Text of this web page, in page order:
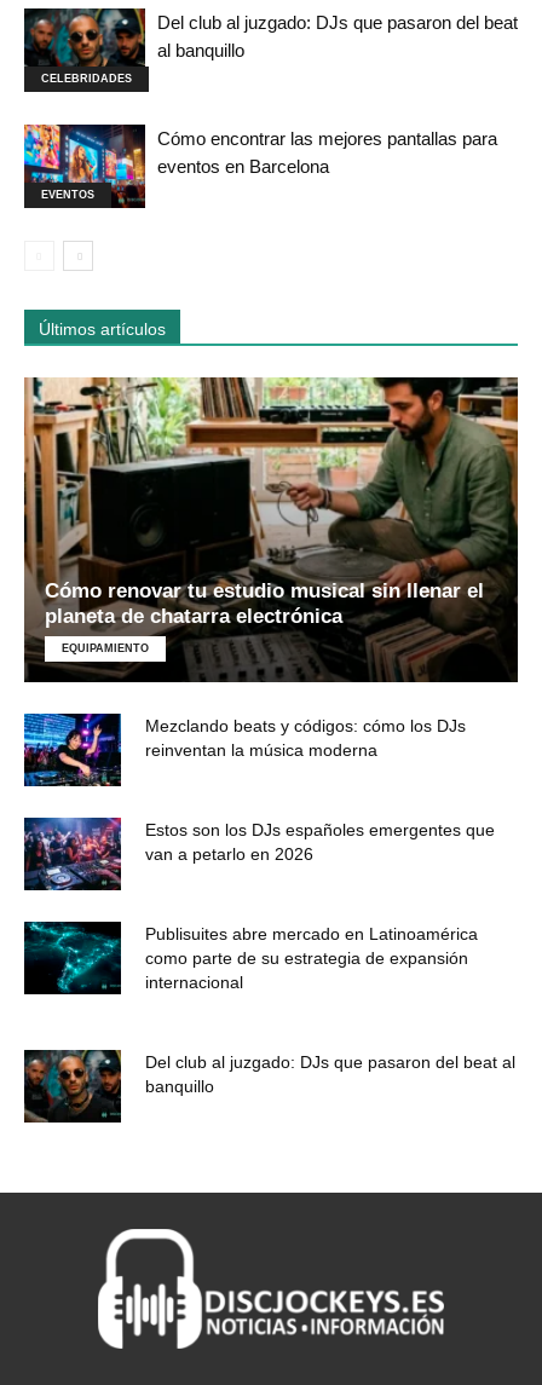
CELEBRIDADES
Del club al juzgado: DJs que pasaron del beat
al banquillo
EVENTOS
Cómo encontrar las mejores pantallas para
eventos en Barcelona
Últimos artículos
Cómo renovar tu estudio musical sin llenar el
planeta de chatarra electrónica
EQUIPAMIENTO
Mezclando beats y códigos: cómo los DJs
reinventan la música moderna
Estos son los DJs españoles emergentes que
van a petarlo en 2026
Publisuites abre mercado en Latinoamérica
como parte de su estrategia de expansión
internacional
Del club al juzgado: DJs que pasaron del beat al
banquillo